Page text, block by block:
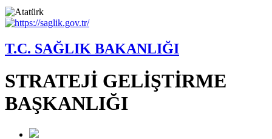
T.C. SAĞLIK BAKANLIĞI
STRATEJİ GELİŞTİRME
BAŞKANLIĞI